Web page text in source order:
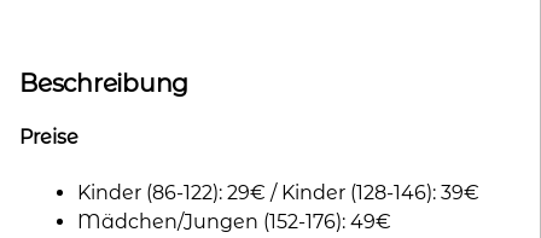
Beschreibung
Preise
Kinder (86-122): 29€ / Kinder (128-146): 39€
Mädchen/Jungen (152-176): 49€